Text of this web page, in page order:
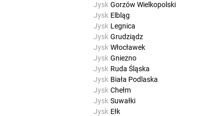
Jysk Gorzów Wielkopolski
Jysk Elbląg
Jysk Legnica
Jysk Grudziądz
Jysk Włocławek
Jysk Gniezno
Jysk Ruda Śląska
Jysk Biała Podlaska
Jysk Chełm
Jysk Suwałki
Jysk Ełk